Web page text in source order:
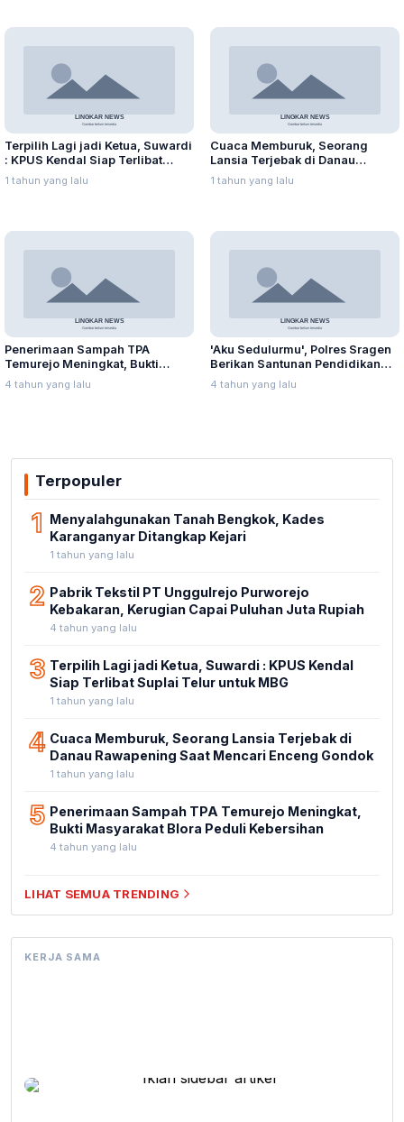
Terpilih Lagi jadi Ketua, Suwardi
: KPUS Kendal Siap Terlibat
Suplai Telur untuk MBG
1 tahun yang lalu
Cuaca Memburuk, Seorang
Lansia Terjebak di Danau
Rawapening Saat Mencari
Enceng Gondok
1 tahun yang lalu
Penerimaan Sampah TPA
Temurejo Meningkat, Bukti
Masyarakat Blora Peduli
Kebersihan
4 tahun yang lalu
'Aku Sedulurmu', Polres Sragen
Berikan Santunan Pendidikan
Anak Yatim Piatu
4 tahun yang lalu
Terpopuler
1 Menyalahgunakan Tanah Bengkok, Kades
Karanganyar Ditangkap Kejari
1 tahun yang lalu
2 Pabrik Tekstil PT Unggulrejo Purworejo
Kebakaran, Kerugian Capai Puluhan Juta Rupiah
4 tahun yang lalu
3 Terpilih Lagi jadi Ketua, Suwardi : KPUS Kendal
Siap Terlibat Suplai Telur untuk MBG
1 tahun yang lalu
4 Cuaca Memburuk, Seorang Lansia Terjebak di
Danau Rawapening Saat Mencari Enceng Gondok
1 tahun yang lalu
5 Penerimaan Sampah TPA Temurejo Meningkat,
Bukti Masyarakat Blora Peduli Kebersihan
4 tahun yang lalu
LIHAT SEMUA TRENDING
KERJA SAMA